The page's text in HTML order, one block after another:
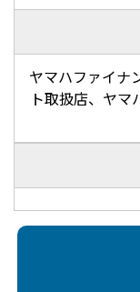
ヤマハファイナ
ト取扱店、ヤマ